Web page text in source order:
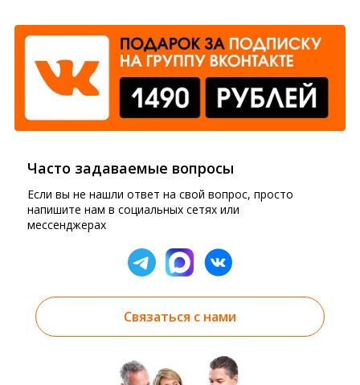
Часто задаваемые вопросы
Если вы не нашли ответ на свой вопрос, просто
напишите нам в социальных сетях или
мессенджерах
Связаться с нами